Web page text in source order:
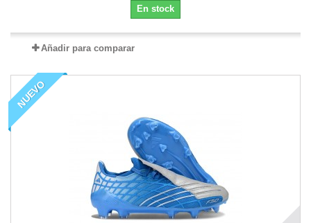
En stock
Añadir para comparar
NUEVO